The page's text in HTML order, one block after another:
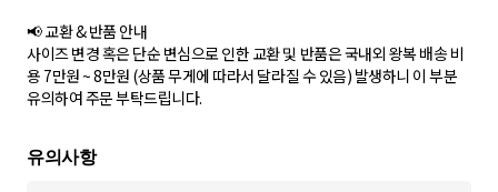
📢 교환 & 반품 안내
사이즈 변경 혹은 단순 변심으로 인한 교환 및 반품은 국내외 왕복 배송 비
용 7만원 ~ 8만원 (상품 무게에 따라서 달라질 수 있음) 발생하니 이 부분
유의하여 주문 부탁드립니다.
유의사항